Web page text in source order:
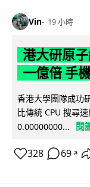
Vin 19 小時
港大研原
一億倍 手
香港大學團隊成功
比傳統 CPU 搜尋
0.00000000...
閱
328 69 ↗